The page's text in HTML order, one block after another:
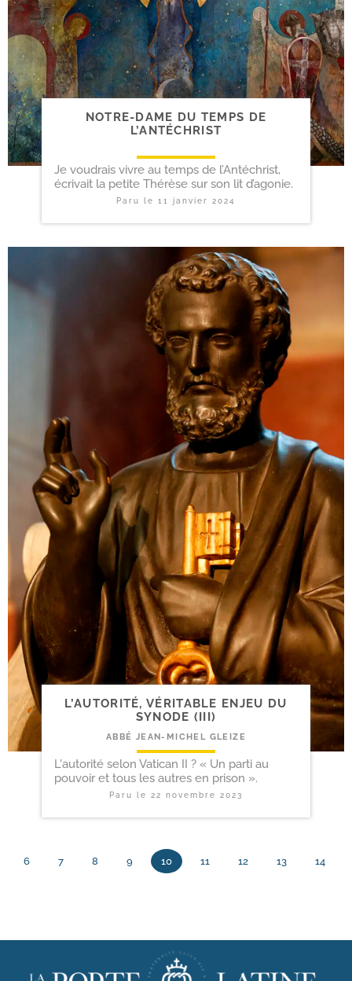
NOTRE-​DAME DU TEMPS DE
L’ANTÉCHRIST
Je voudrais vivre au temps de l’Antéchrist,
écrivait la petite Thérèse sur son lit d’agonie.
Paru le 11 janvier 2024
L’AUTORITÉ, VÉRITABLE ENJEU DU
SYNODE (III)
ABBÉ JEAN-MICHEL GLEIZE
L'autorité selon Vatican II ? « Un parti au
pouvoir et tous les autres en prison ».
Paru le 22 novembre 2023
6 7 8 9 10 11 12 13 14